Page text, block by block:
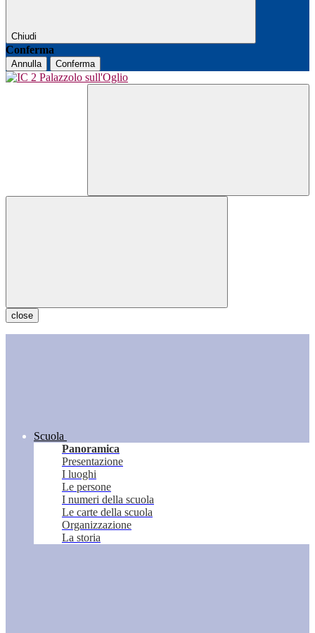
Chiudi
Conferma
Annulla Conferma
close
Scuola
Panoramica
Presentazione
I luoghi
Le persone
I numeri della scuola
Le carte della scuola
Organizzazione
La storia